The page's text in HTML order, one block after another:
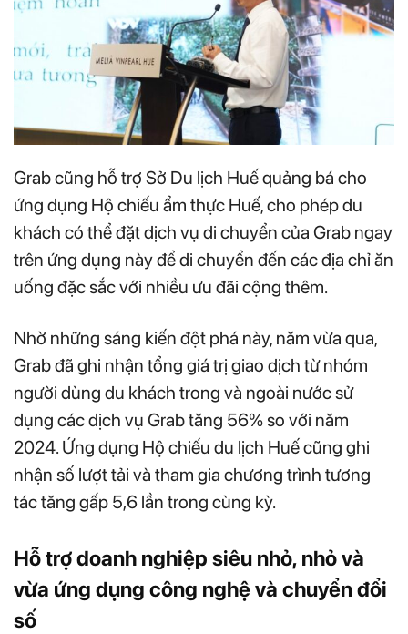
Grab cũng hỗ trợ Sở Du lịch Huế quảng bá cho
ứng dụng Hộ chiếu ẩm thực Huế, cho phép du
khách có thể đặt dịch vụ di chuyển của Grab ngay
trên ứng dụng này để di chuyển đến các địa chỉ ăn
uống đặc sắc với nhiều ưu đãi cộng thêm.
Nhờ những sáng kiến đột phá này, năm vừa qua,
Grab đã ghi nhận tổng giá trị giao dịch từ nhóm
người dùng du khách trong và ngoài nước sử
dụng các dịch vụ Grab tăng 56% so với năm
2024. Ứng dụng Hộ chiếu du lịch Huế cũng ghi
nhận số lượt tải và tham gia chương trình tương
tác tăng gấp 5,6 lần trong cùng kỳ.
Hỗ trợ doanh nghiệp siêu nhỏ, nhỏ và
vừa ứng dụng công nghệ và chuyển đổi
số